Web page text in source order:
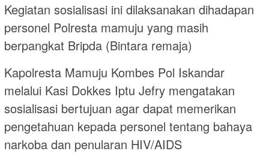
Kegiatan sosialisasi ini dilaksanakan dihadapan
personel Polresta mamuju yang masih
berpangkat Bripda (Bintara remaja)
Kapolresta Mamuju Kombes Pol Iskandar
melalui Kasi Dokkes Iptu Jefry mengatakan
sosialisasi bertujuan agar dapat memerikan
pengetahuan kepada personel tentang bahaya
narkoba dan penularan HIV/AIDS